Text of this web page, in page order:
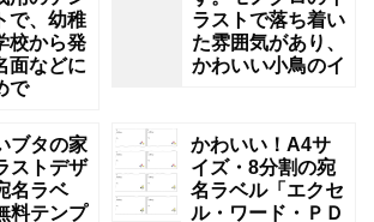
で、幼稚
校から発
面などに
で
ラストで落ち着い
た雰囲気があり、
かわいい小鳥のイ
ブタの家
ストデザ
名ラベ
料テンプ
かわいい！A4サ
イズ・8分割の宛
名ラベル「エクセ
ル・ワード・ＰＤ